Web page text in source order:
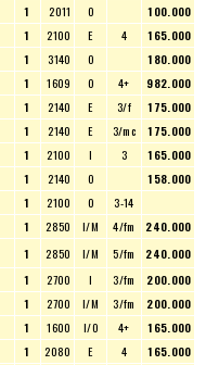
1 2011 O
100.000
1 2100 E 4
165.000
1 3140 O
180.000
1 1609 O 4+
982.000
1 2140 E 3/f
175.000
1 2140 E 3/mc
175.000
1 2100 I 3
165.000
1 2140 O
158.000
1 2100 O
3-14
1 2850 I/M 4/fm
240.000
1 2850 I/M 5/fm
240.000
1 2700 I 3/fm
200.000
1 2700 I/M 3/fm
200.000
1 1600 I/O 4+
165.000
1 2080 E 4
165.000